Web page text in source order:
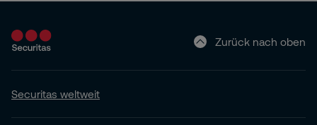
Zurück nach oben
Securitas weltweit